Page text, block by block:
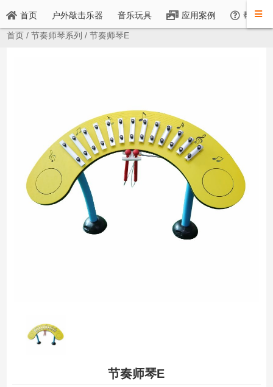
首页 户外敲击乐器 音乐玩具 应用案例 帮助与
首页 /节奏师琴系列 / 节奏师琴E
节奏师琴E